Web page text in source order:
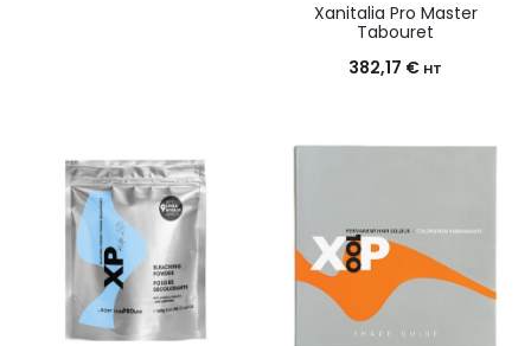
Xanitalia Pro Master
Tabouret
382,17 € HT